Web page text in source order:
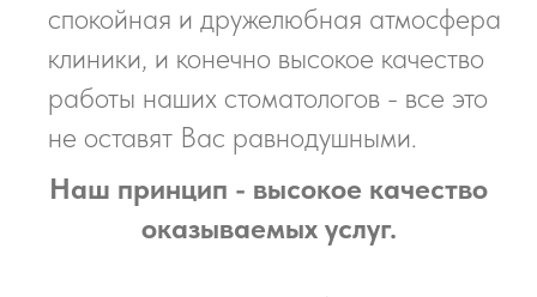
спокойная и дружелюбная атмосфера
клиники, и конечно высокое качество
работы наших стоматологов - все это
не оставят Вас равнодушными.
Наш принцип - высокое качество
оказываемых услуг.